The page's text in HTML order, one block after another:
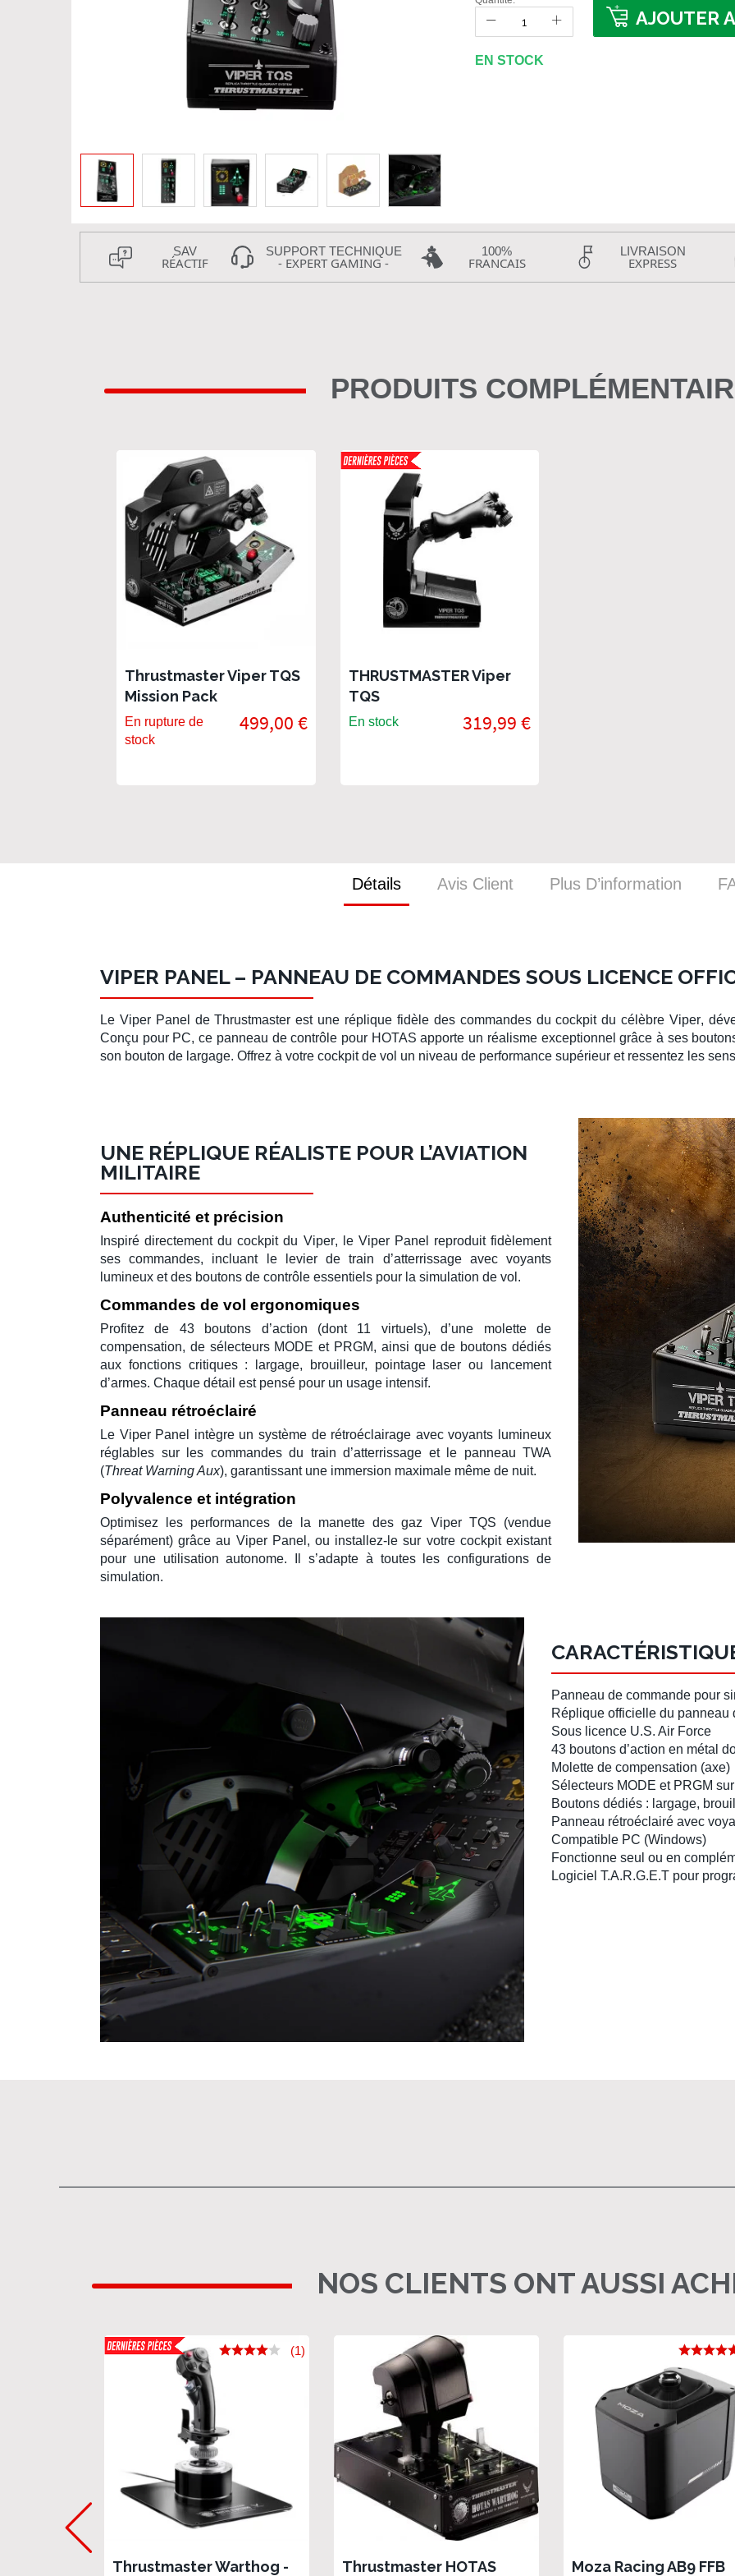
AJOUTER
EN STOCK
SAV
RÉACTIF
SUPPORT TECHNIQUE
- EXPERT GAMING -
100%
FRANCAIS
LIVRAISON
EXPRESS
PRODUITS
Thrustmaster Viper TQS
Mission Pack
En rupture de
stock
499,00 €
THRUSTMASTER Viper
TQS
En stock 319,99 €
Détails
VIPER PANEL – PANNEAU DE COMMANDES SOUS LICENCE
Le Viper Panel deThrustmaster est une réplique fidèle des commandes ducockpitdu célèbreViper,
Conçu pour PC, ce panneau de contrôle pour HOTASapporte un réalisme exceptionnel grâce à ses
son bouton de largage. Offrez à votre cockpit de vol un niveau de performance supérieur et ressentez les
UNE RÉPLIQUE RÉALISTE POUR L’AVIATION
MILITAIRE
Authenticité et précision
Inspiré directement du cockpit du Viper, le Viper Panel
reproduit fidèlement
ses commandes, incluant le
levier de train d’atterrissageavec voyants
lumineux et des boutons de contrôle essentiels pour la simulation de vol.
Commandes de vol ergonomiques
Profitez de 43 boutons d’action (dont 11 virtuels), d’une molette de
compensation, de sélecteurs MODE et PRGM, ainsi que de boutons dédiés
aux fonctions critiques : largage, brouilleur, pointage laser ou lancement
d’armes. Chaque détail est pensé pour un usage intensif.
Panneau rétroéclairé
Le Viper Panel
intègre un système de rétroéclairage avec voyants lumineux
réglables sur les commandes du train d’atterrissage et le panneau TWA
(Threat Warning Aux), garantissant une immersion maximale même de nuit.
Polyvalence et intégration
Optimisez les performances de la manette des gaz Viper TQS (vendue
séparément) grâce au Viper Panel , ou installez-le sur votre cockpit existant
pour une utilisation autonome. Il s’adapte à toutes les configurations de
simulation.
Panneau de commande pour
Réplique officielle du panneau
Sous licence U.S. Air Force
43 boutons d’action en métal
Molette de compensation (axe)
Sélecteurs MODE et PRGM
Boutons dédiés : largage,
Panneau rétroéclairé avec
Compatible PC (Windows)
Fonctionne seul ou en
Logiciel T.A.R.G.E.T pour
Avis Client Plus D’information
NOS CLIENTS ONT AUSSI
Thrustmaster Warthog -
(1)
Thrustmaster HOTAS Moza Racing AB9 FFB